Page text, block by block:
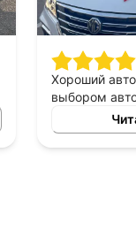
Хороший
выбором
был очень
разбирался
марках авто.